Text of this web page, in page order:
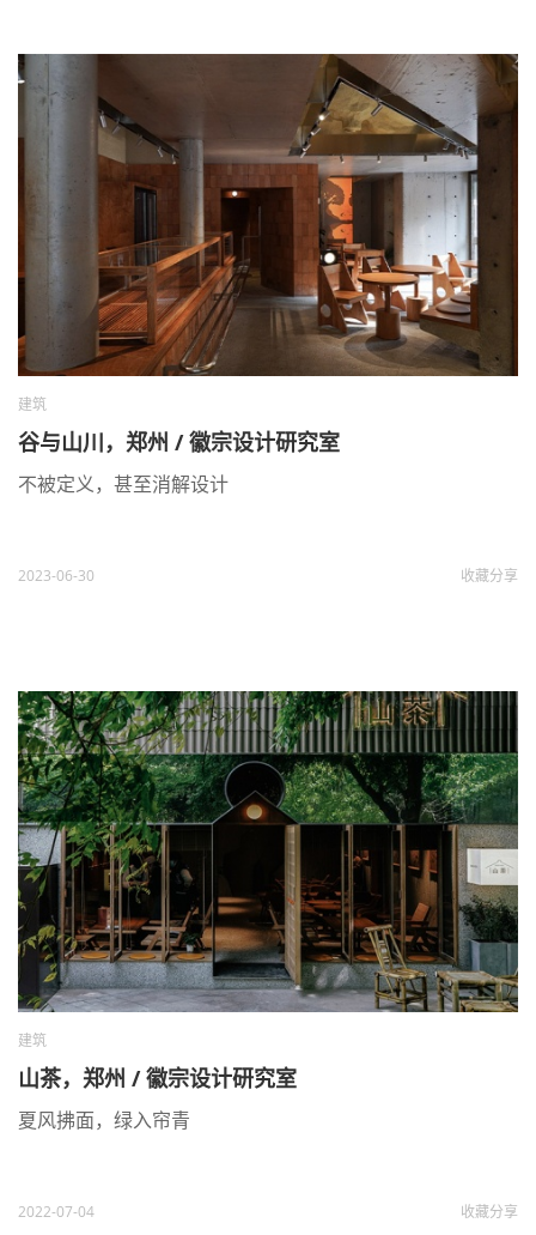
建筑
谷与山川，郑州 / 徽宗设计研究室
不被定义，甚至消解设计
2023-06-30 收藏分享
建筑
山茶，郑州 / 徽宗设计研究室
夏风拂面，绿入帘青
2022-07-04 收藏分享